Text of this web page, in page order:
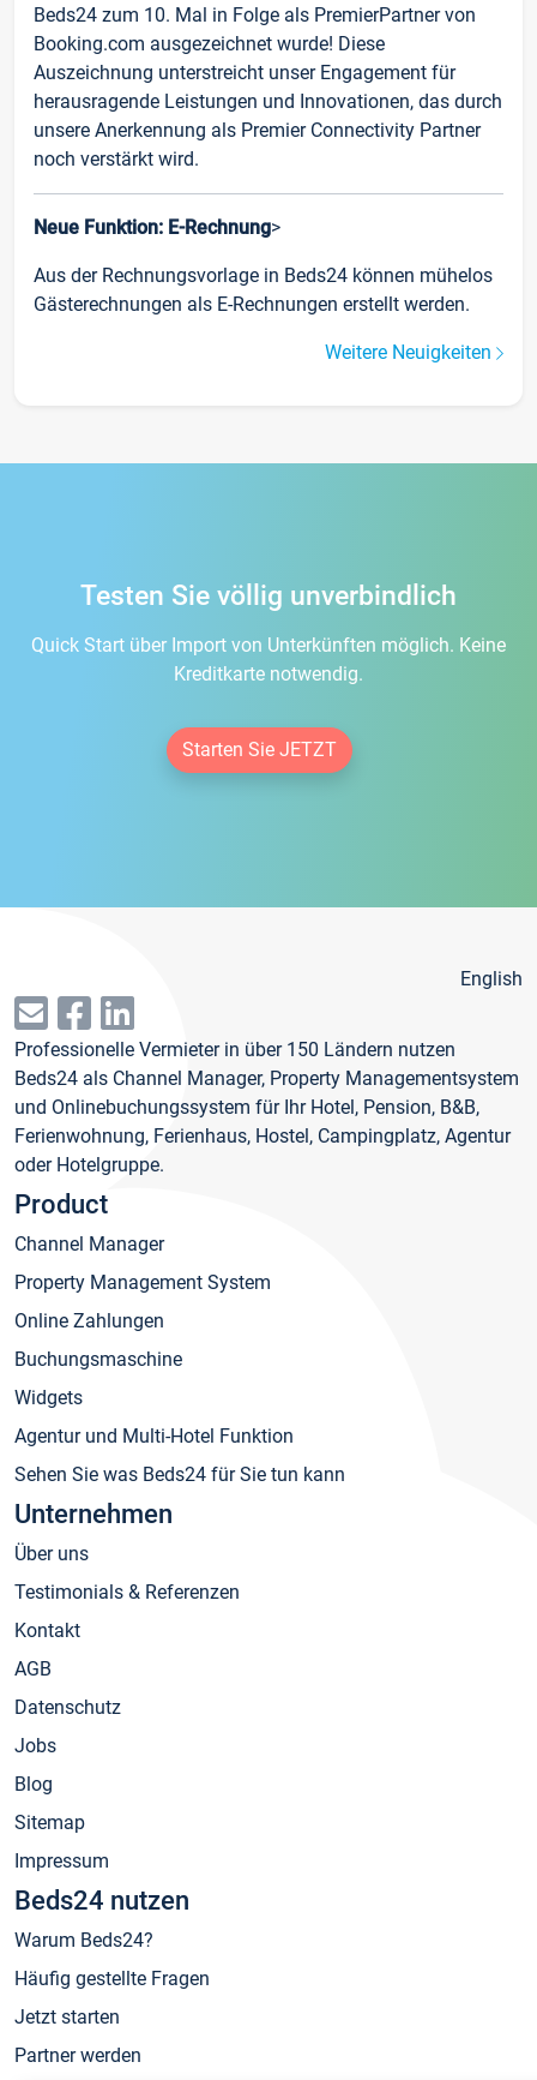
Beds24 zum 10. Mal in Folge als PremierPartner von
Booking.com ausgezeichnet wurde! Diese
Auszeichnung unterstreicht unser Engagement für
herausragende Leistungen und Innovationen, das durch
unsere Anerkennung als Premier Connectivity Partner
noch verstärkt wird.
Neue Funktion: E-Rechnung>
Aus der Rechnungsvorlage in Beds24 können mühelos
Gästerechnungen als E-Rechnungen erstellt werden.
Weitere Neuigkeiten
Testen Sie völlig unverbindlich
Quick Start über Import von Unterkünften möglich. Keine
Kreditkarte notwendig.
Starten Sie JETZT
English
Professionelle Vermieter in über 150 Ländern nutzen
Beds24 als Channel Manager, Property Managementsystem
und Onlinebuchungssystem für Ihr Hotel, Pension, B&B,
Ferienwohnung, Ferienhaus, Hostel, Campingplatz, Agentur
oder Hotelgruppe.
Product
Channel Manager
Property Management System
Online Zahlungen
Buchungsmaschine
Widgets
Agentur und Multi-Hotel Funktion
Sehen Sie was Beds24 für Sie tun kann
Unternehmen
Über uns
Testimonials & Referenzen
Kontakt
AGB
Datenschutz
Jobs
Blog
Sitemap
Impressum
Beds24 nutzen
Warum Beds24?
Häufig gestellte Fragen
Jetzt starten
Partner werden